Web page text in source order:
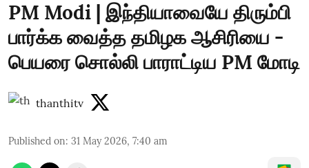
PM Modi | இந்தியாவையே திரும்பி
பார்க்க வைத்த தமிழக ஆசிரியை -
பெயரை சொல்லி பாராட்டிய PM மோடி
thanthitv
Published on: 31 May 2026, 7:40 am